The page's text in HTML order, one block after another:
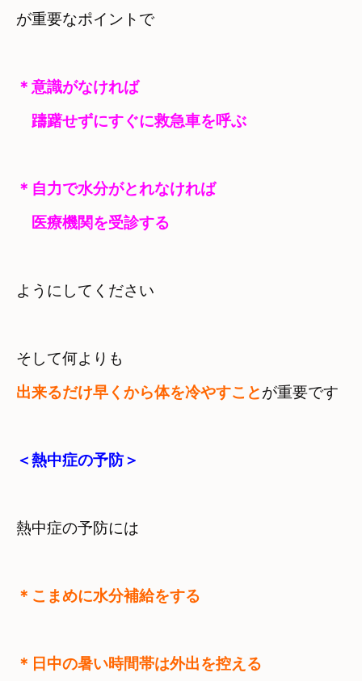
が重要なポイントで
＊意識がなければ
躊躇せずにすぐに救急車を呼ぶ
＊自力で水分がとれなければ
医療機関を受診する
ようにしてください
出来るだけ早くから体を冷やすことが重要です
＜熱中症の予防＞
熱中症の予防には